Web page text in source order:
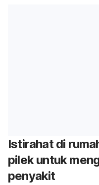
Istirahat di
pilek untuk
penyakit